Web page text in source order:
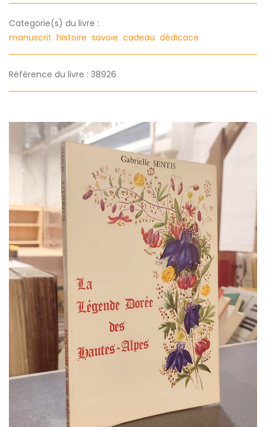
Categorie(s) du livre :
manuscrit histoire savoie cadeau dédicace
Référence du livre : 38926